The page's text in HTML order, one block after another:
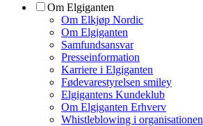
Om Elgiganten
Om Elkjøp Nordic
Om Elgiganten
Samfundsansvar
Presseinformation
Karriere i Elgiganten
Fødevarestyrelsen smiley
Elgigantens Kundeklub
Om Elgiganten Erhverv
Whistleblowing i organisationen